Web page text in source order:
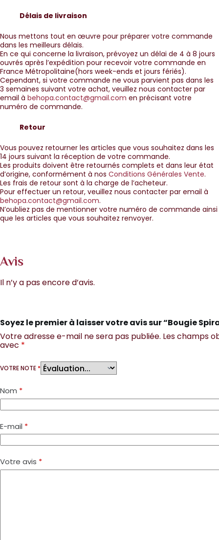
Délais de livraison
Nous mettons tout en œuvre pour préparer votre commande
dans les meilleurs délais.
En ce qui concerne la livraison, prévoyez un délai de 4 à 8 jours
ouvrés après l’expédition pour recevoir votre commande en
France Métropolitaine(hors week-ends et jours fériés).
Cependant, si votre commande ne vous parvient pas dans les
3 semaines suivant votre achat, veuillez nous contacter par
email à behopa.contact@gmail.com en précisant votre
numéro de commande.
Retour
Vous pouvez retourner les articles que vous souhaitez dans les
14 jours suivant la réception de votre commande.
Les produits doivent être retournés complets et dans leur état
d’origine, conformément à nos Conditions Générales Vente.
Les frais de retour sont à la charge de l’acheteur.
Pour effectuer un retour, veuillez nous contacter par email à
behopa.contact@gmail.com.
N’oubliez pas de mentionner votre numéro de commande ainsi
que les articles que vous souhaitez renvoyer.
Avis
Il n’y a pas encore d’avis.
Soyez le premier à laisser votre avis sur “Bougie
Votre adresse e-mail ne sera pas publiée. Les champs
avec *
VOTRE NOTE *
Nom *
E-mail *
Votre avis *